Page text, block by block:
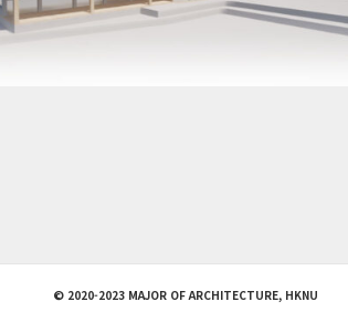
© 2020-2023 MAJOR OF ARCHITECTURE, HKNU